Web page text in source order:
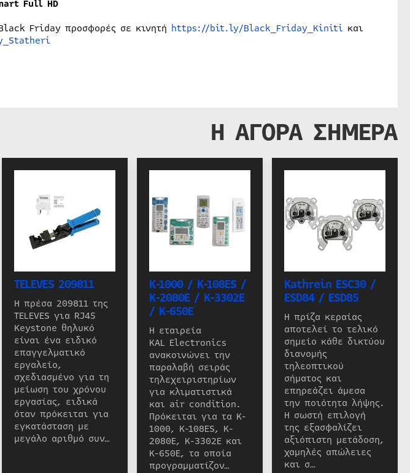
Full HD
Friday προσφορές σε κινητή https://bit.ly/Black_Friday_Kinitiκαι
Η ΑΓΟΡΑ ΣΗΜΕΡΑ
TELEVES 209811
Η πρέσα 209811 της
TELEVES για RJ45
Keystone θηλυκό
είναι ένα ειδικό
επαγγελματικό
εργαλείο,
σχεδιασμένο για τη
μείωση του χρόνου
εργασίας, ειδικά
όταν πρόκειται για
εγκατάσταση με
μεγάλο αριθμό συν…
K-1000 / K-108ES /
K-2080E / K-3302E
/ K-650E
Η εταιρεία
KAL Electronics
ανακοινώνει την
παραλαβή σειράς
τηλεχειριστηρίων
για κλιματιστικά
και air condition.
Πρόκειται για τα K-
1000, K-108ES, K-
2080E, K-3302E και
K-650E, τα οποία
προγραμματίζον…
Kathrein ESC30 /
ESD84 / ESD85
Η πρίζα κεραίας
αποτελεί το τελικό
σημείο κάθε δικτύου
διανομής
τηλεοπτικού
σήματος και
επηρεάζει άμεσα
την ποιότητα λήψης.
Η σωστή επιλογή
της εξασφαλίζει
αξιόπιστη μετάδοση,
χαμηλές απώλειες
και σ…